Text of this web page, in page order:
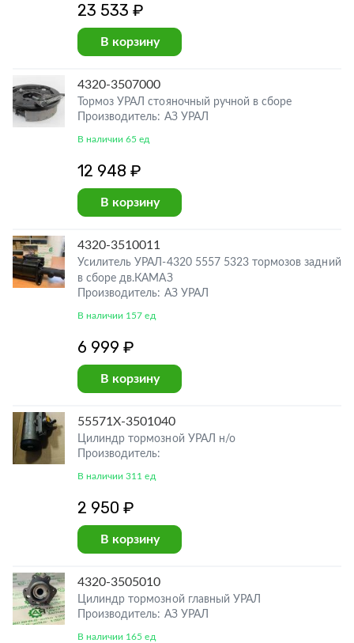
23 533 ₽
В корзину
4320-3507000
Тормоз УРАЛ стояночный ручной в сборе
Производитель: АЗ УРАЛ
В наличии 65 ед
12 948 ₽
В корзину
4320-3510011
Усилитель УРАЛ-4320 5557 5323 тормозов задний
в сборе дв.КАМАЗ
Производитель: АЗ УРАЛ
В наличии 157 ед
6 999 ₽
В корзину
55571Х-3501040
Цилиндр тормозной УРАЛ н/о
Производитель:
В наличии 311 ед
2 950 ₽
В корзину
4320-3505010
Цилиндр тормозной главный УРАЛ
Производитель: АЗ УРАЛ
В наличии 165 ед